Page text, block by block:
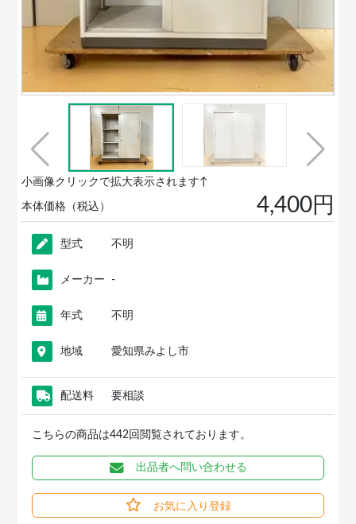
小画像クリックで拡大表示されます↑
本体価格（税込） 4,400円
型式 不明
メーカー -
年式 不明
地域 愛知県みよし市
配送料 要相談
こちらの商品は442回閲覧されております。
出品者へ問い合わせる
お気に入り登録